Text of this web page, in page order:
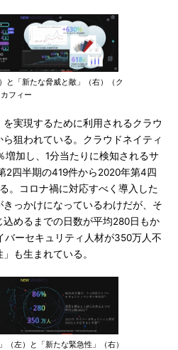
と「新たな脅威と敵」（右）（ク
フィー
実現するために利用されるクラウ
狙われている。クラウドネイティ
増加し、1分当たりに検知されるサ
2四半期の419件から2020年第4四
。コロナ禍に対応すべく導入した
きっかけになっているわけだが、そ
めるまでの日数が平均280日もか
バーセキュリティ人材が350万人不
も生まれている。
（左）と「新たな緊急性」（右）